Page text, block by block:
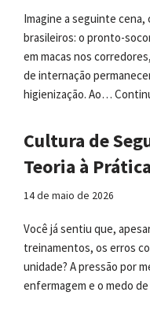
Imagine a seguinte
brasileiros: o pronto-
em macas nos
de internação
higienização. Ao…
Cultura de
Teoria à
14 de maio de 2026
Você já sentiu que,
treinamentos, os erros
unidade? A pressão por
enfermagem e o medo